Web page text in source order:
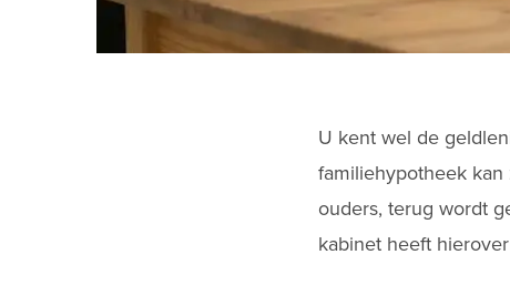
U kent wel de
familiehypotheek
ouders, terug wordt
kabinet heeft